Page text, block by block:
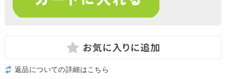
返品についての詳細はこちら